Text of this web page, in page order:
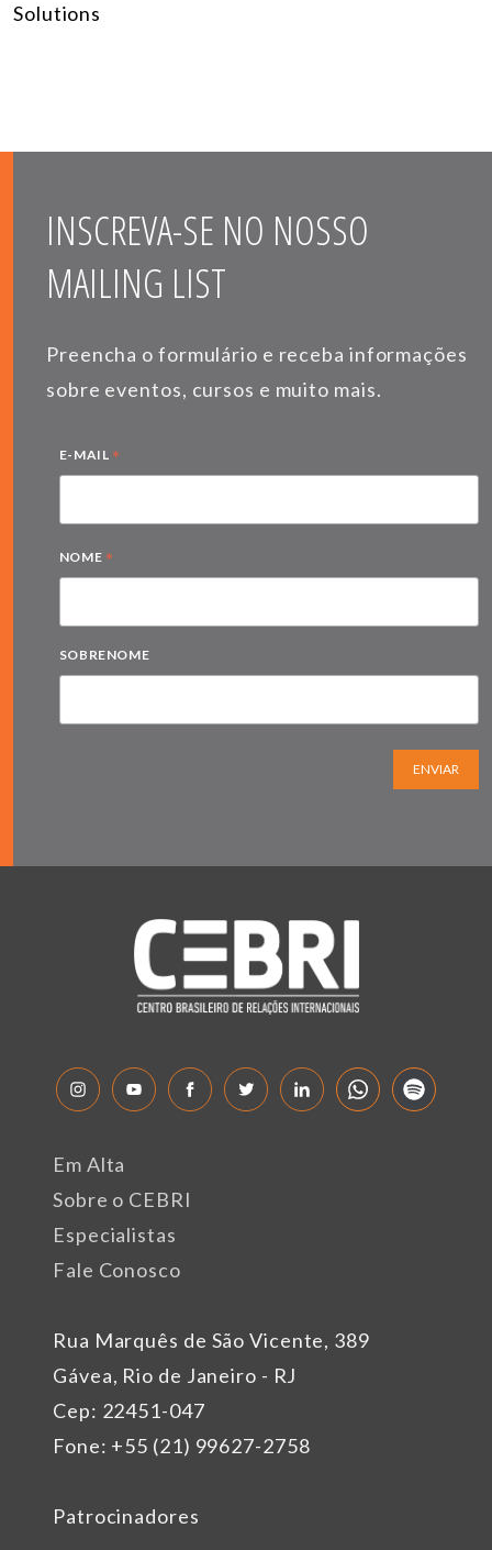
Solutions
INSCREVA-SE NO NOSSO
MAILING LIST
Preencha o formulário e receba informações
sobre eventos, cursos e muito mais.
E-MAIL *
NOME *
SOBRENOME
ENVIAR
Rua Marquês de São Vicente, 389
Gávea, Rio de Janeiro - RJ
Cep: 22451-047
Fone: +55 (21) 99627-2758
Em Alta
Sobre o CEBRI
Especialistas
Fale Conosco
Patrocinadores